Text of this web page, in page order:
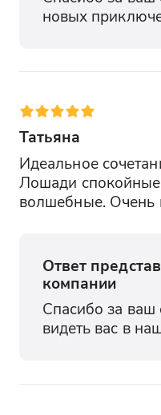
новых
Татьяна
Идеальное
Лошади
волшебные. Очень
Ответ
компании
Спасибо за
видеть вас в